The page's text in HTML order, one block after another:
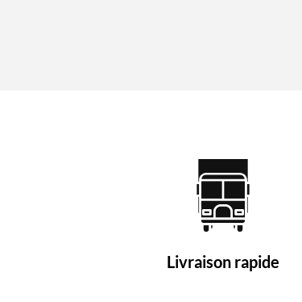
Livraison rapide